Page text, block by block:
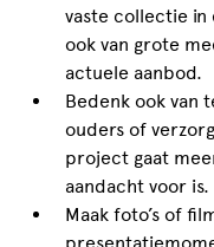
vaste collectie in
ook van grote
actuele aanbod.
Bedenk ook van
ouders of
project gaat
aandacht voor is.
Maak foto’s of